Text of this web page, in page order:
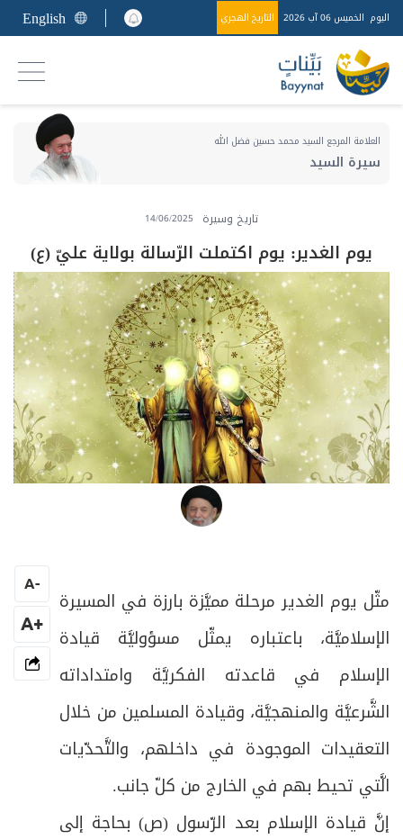
اليوم الخميس 06 آب 2026 التاريخ الهجري English
العلامة المرجع السيد محمد حسين فضل الله
سيرة السيد
تاريخ وسيرة 14/06/2025
يوم الغدير: يوم اكتملت الرّسالة بولاية عليّ (ع)
مثّل يوم الغدير مرحلة مميَّزة بارزة في المسيرة
الإسلاميَّة، باعتباره يمثّل مسؤوليَّة قيادة
الإسلام في قاعدته الفكريَّة وامتداداته
الشَّرعيَّة والمنهجيَّة، وقيادة المسلمين من خلال
التعقيدات الموجودة في داخلهم، والتَّحدّيات
الَّتي تحيط بهم في الخارج من كلّ جانب.
إنَّ قيادة الإسلام بعد الرّسول (ص) بحاجة إلى
-
A
+A